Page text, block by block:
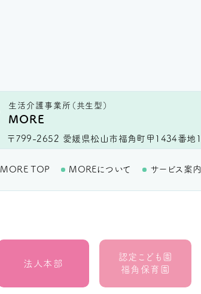
生活介護事業所（共生型）
MORE
〒799-2652 愛媛県松山市福角町甲1434番地1
MORE TOP MOREについて サービス案内
法人本部
認定こども園
福角保育園